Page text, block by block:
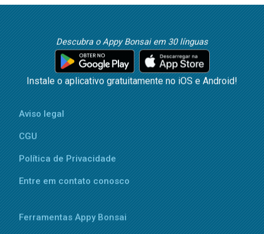
Descubra o Appy Bonsai em 30 línguas
Instale o aplicativo gratuitamente no iOS e Android!
Aviso legal
CGU
Política de Privacidade
Entre em contato conosco
Ferramentas Appy Bonsai